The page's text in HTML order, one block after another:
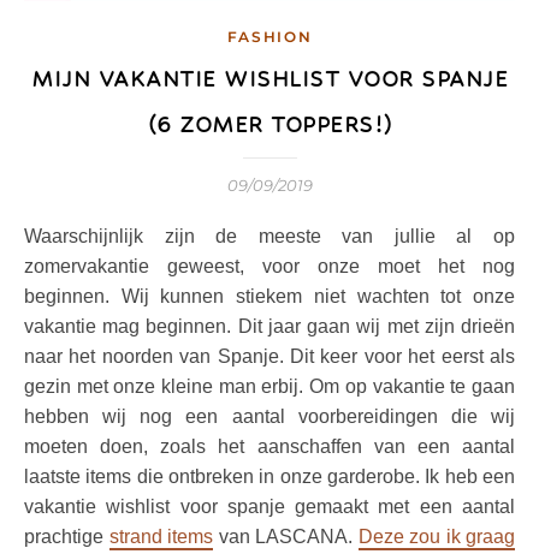
FASHION
MIJN VAKANTIE WISHLIST VOOR SPANJE
(6 ZOMER TOPPERS!)
09/09/2019
Waarschijnlijk zijn de meeste van jullie al op
zomervakantie geweest, voor onze moet het nog
beginnen. Wij kunnen stiekem niet wachten tot onze
vakantie mag beginnen. Dit jaar gaan wij met zijn drieën
naar het noorden van Spanje. Dit keer voor het eerst als
gezin met onze kleine man erbij. Om op vakantie te gaan
hebben wij nog een aantal voorbereidingen die wij
moeten doen, zoals het aanschaffen van een aantal
laatste items die ontbreken in onze garderobe. Ik heb een
vakantie wishlist voor spanje gemaakt met een aantal
prachtige strand items van LASCANA. Deze zou ik graag